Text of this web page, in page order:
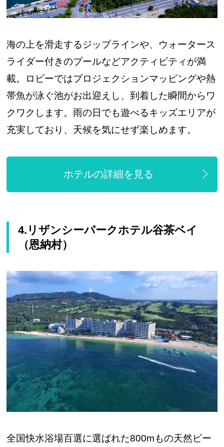
海の上を滑走するジップラインや、ウォータース
ライダー付きのプールなどアクティビティが満
載。ロビーではプロジェクションマッピングや熱
帯魚が泳ぐ池がお出迎えし、到着した瞬間からワ
クワクします。雨の日でも遊べるキッズエリアが
充実しており、天候を気にせず楽しめます。
ホテルの詳細を見る
4.リザンシーパークホテル谷茶ベイ
（恩納村）
全国快水浴場百選に選ばれた800mもの天然ビー